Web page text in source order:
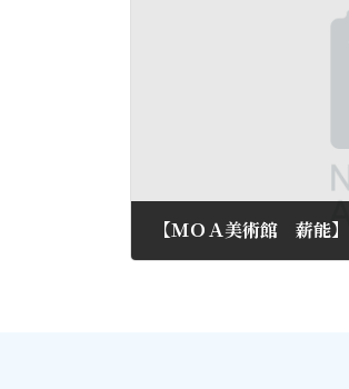
【ＭＯＡ美術館 薪能】